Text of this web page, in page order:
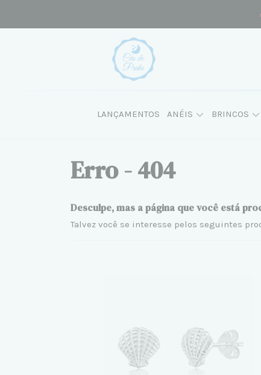
LANÇAMENTOS ANÉIS BRINCOS
Erro - 404
Desculpe, mas a página que você está
Talvez você se interesse pelos seguintes